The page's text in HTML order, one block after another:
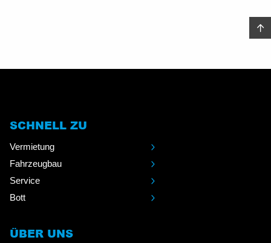
SCHNELL ZU
Vermietung
Fahrzeugbau
Service
Bott
ÜBER UNS